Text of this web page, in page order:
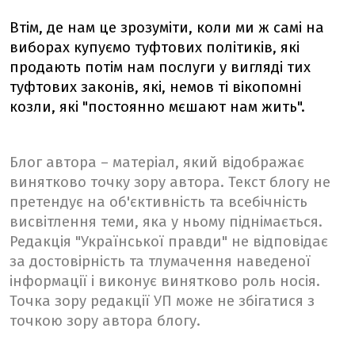
Втім, де нам це зрозуміти, коли ми ж самі на
виборах купуємо туфтових політиків, які
продають потім нам послуги у вигляді тих
туфтових законів, які, немов ті вікопомні
козли, які "постоянно мєшают нам жить".
Блог автора – матеріал, який відображає
винятково точку зору автора. Текст блогу не
претендує на об'єктивність та всебічність
висвітлення теми, яка у ньому піднімається.
Редакція "Української правди" не відповідає
за достовірність та тлумачення наведеної
інформації і виконує винятково роль носія.
Точка зору редакції УП може не збігатися з
точкою зору автора блогу.